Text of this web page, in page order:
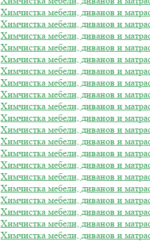
Химчистка мебели, диванов и
Химчистка мебели, диванов и
Химчистка мебели, диванов и
Химчистка мебели, диванов и
Химчистка мебели, диванов и
Химчистка мебели, диванов и
Химчистка мебели, диванов и
Химчистка мебели, диванов и
Химчистка мебели, диванов и
Химчистка мебели, диванов и
Химчистка мебели, диванов и
Химчистка мебели, диванов и
Химчистка мебели, диванов и
Химчистка мебели, диванов и
Химчистка мебели, диванов и
Химчистка мебели, диванов и
Химчистка мебели, диванов и
Химчистка мебели, диванов и
Химчистка мебели, диванов и
Химчистка мебели, диванов и